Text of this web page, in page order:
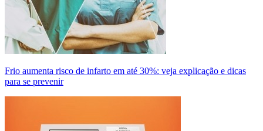
Frio aumenta risco de infarto em até 30%: veja explicação e dicas
para se prevenir